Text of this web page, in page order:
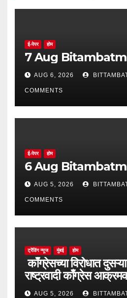
ई-पेपर होम
7 Aug
AUG 6, 2026
COMMENTS
ई-पेपर होम
6 Aug
AUG 5, 2026
COMMENTS
ट्रेंडिंग न्यूज मुंबई होम
काँग्रेसच्या विरोधात
राष्ट्रवादी काँग्रेस
AUG 5, 2026